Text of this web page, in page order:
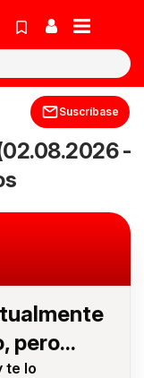
Suscríbase
-
pero...
te lo